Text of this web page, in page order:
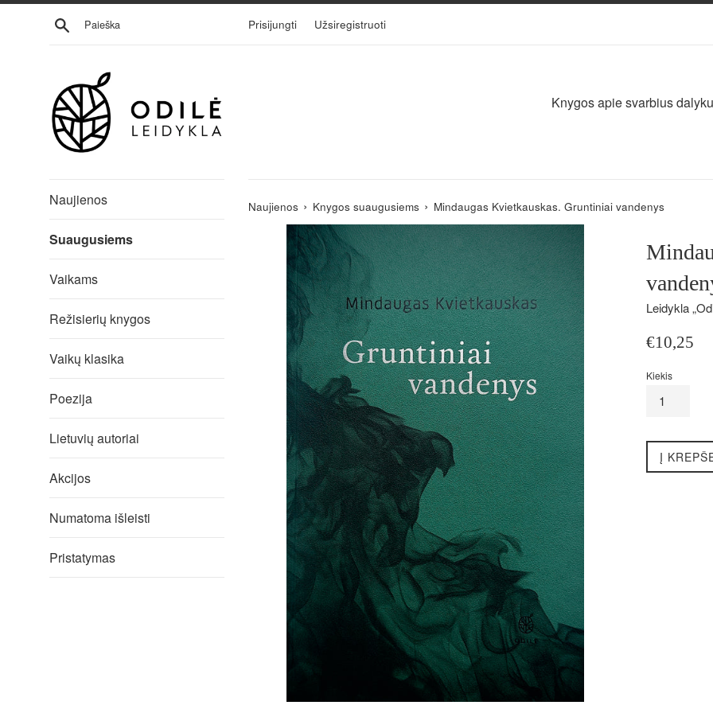
Eiti
Ieškoti Prisijungti Užsiregistruoti
Knygos apie svarbius
Naujienos
Suaugusiems
Vaikams
Režisierių knygos
Vaikų klasika
Poezija
Lietuvių autoriai
Akcijos
Numatoma išleisti
Pristatymas
Naujienos › Knygos suaugusiems › Mindaugas Kvietkauskas. Gruntiniai vandenys
Leidykla
Įprasta
€10,25
Kiekis
Į